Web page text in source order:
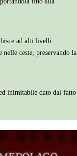
ad alti livelli
ceste, preservando la
inimitabile dato dal fatto